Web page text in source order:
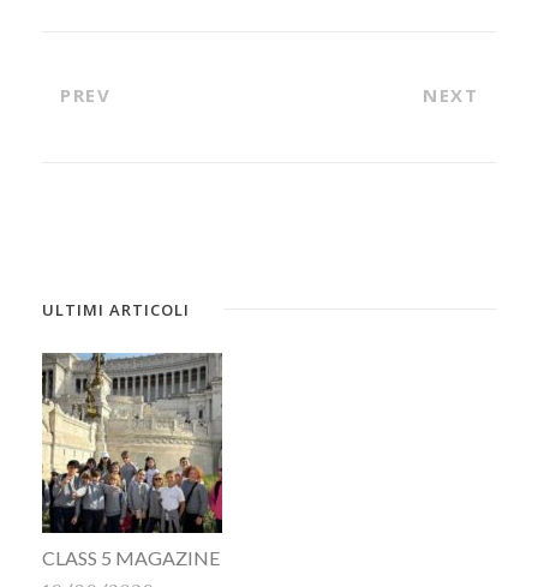
PREV NEXT
ULTIMI ARTICOLI
CLASS 5 MAGAZINE